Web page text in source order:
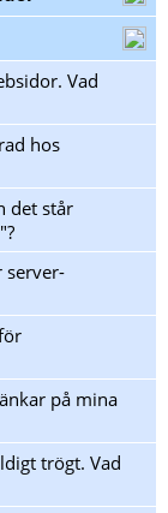
Vad
hos
det står
server-
på mina
trögt. Vad